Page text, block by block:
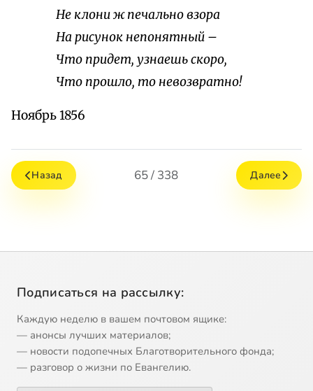
Не клони ж печально взора
На рисунок непонятный –
Что придет, узнаешь скоро,
Что прошло, то невозвратно!
Ноябрь 1856
Назад 65 / 338 Далее
Подписаться на рассылку:
Каждую неделю в вашем почтовом ящике:
— анонсы лучших материалов;
— новости подопечных Благотворительного фонда;
— разговор о жизни по Евангелию.